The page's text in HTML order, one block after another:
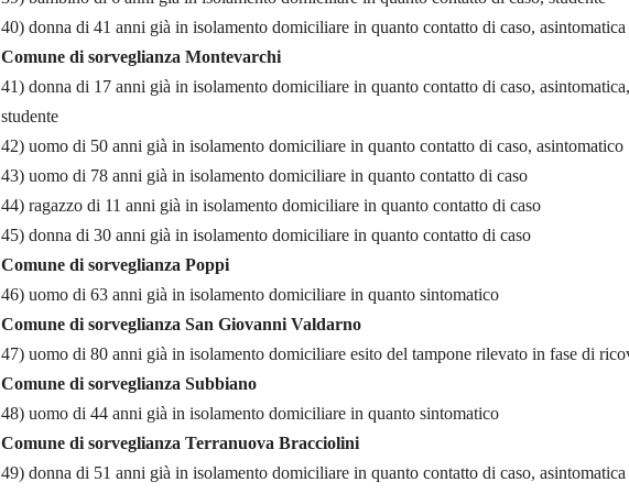
40) donna di 41 anni già in isolamento domiciliare in quanto contatto di caso, asintomatica
Comune di sorveglianza Montevarchi
41) donna di 17 anni già in isolamento domiciliare in quanto contatto di caso, asintomatica,
studente
42) uomo di 50 anni già in isolamento domiciliare in quanto contatto di caso, asintomatico
43) uomo di 78 anni già in isolamento domiciliare in quanto contatto di caso
44) ragazzo di 11 anni già in isolamento domiciliare in quanto contatto di caso
45) donna di 30 anni già in isolamento domiciliare in quanto contatto di caso
Comune di sorveglianza Poppi
46) uomo di 63 anni già in isolamento domiciliare in quanto sintomatico
Comune di sorveglianza San Giovanni Valdarno
47) uomo di 80 anni già in isolamento domiciliare esito del tampone rilevato in fase di
Comune di sorveglianza Subbiano
48) uomo di 44 anni già in isolamento domiciliare in quanto sintomatico
Comune di sorveglianza Terranuova Bracciolini
49) donna di 51 anni già in isolamento domiciliare in quanto contatto di caso, asintomatica